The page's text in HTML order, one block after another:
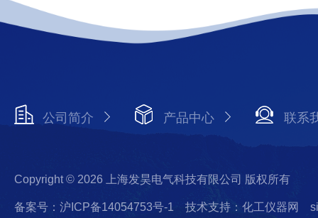
公司简介 产品中心 联系
Copyright © 2026 上海发昊电气科技有限公司 版权所有
备案号：沪ICP备14054753号-1 技术支持：化工仪器网